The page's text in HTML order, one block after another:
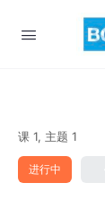
课 1, 主题 1
进行中